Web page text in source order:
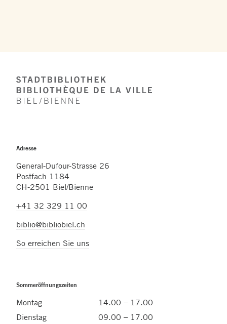
Footer
Adresse
General-Dufour-Strasse 26
Postfach 1184
CH-2501 Biel/Bienne
+41 32 329 11 00
biblio@bibliobiel.ch
So erreichen Sie uns
Sommeröffnungszeiten
Montag
14.00 – 17.00
Dienstag
09.00 – 17.00